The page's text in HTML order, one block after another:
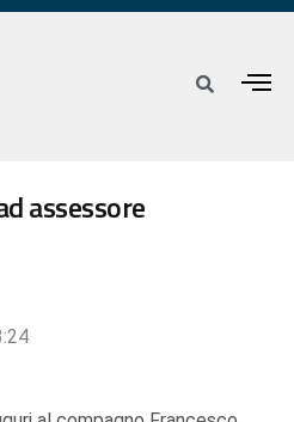
assessore